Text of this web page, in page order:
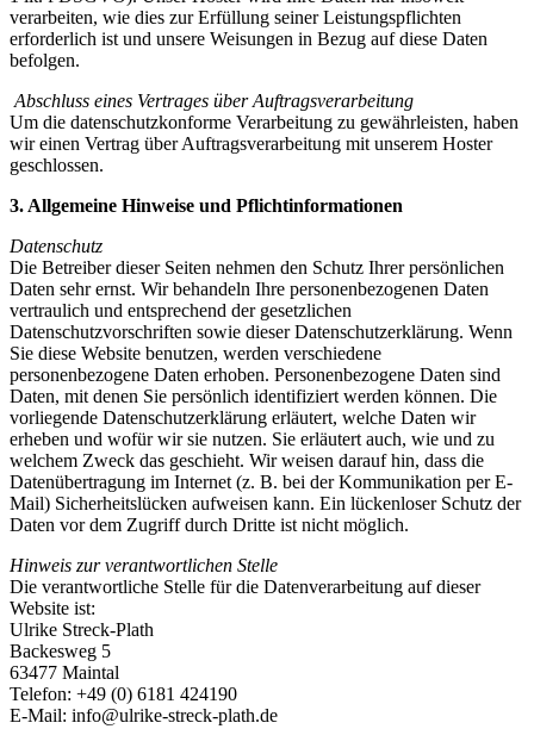
verarbeiten, wie dies zur Erfüllung seiner Leistungspflichten
erforderlich ist und unsere Weisungen in Bezug auf diese Daten
befolgen.
Abschluss eines Vertrages über Auftragsverarbeitung
Um die datenschutzkonforme Verarbeitung zu gewährleisten, haben
wir einen Vertrag über Auftragsverarbeitung mit unserem Hoster
geschlossen.
3. Allgemeine Hinweise und Pflichtinformationen
Datenschutz
Die Betreiber dieser Seiten nehmen den Schutz Ihrer persönlichen
Daten sehr ernst. Wir behandeln Ihre personenbezogenen Daten
vertraulich und entsprechend der gesetzlichen
Datenschutzvorschriften sowie dieser Datenschutzerklärung. Wenn
Sie diese Website benutzen, werden verschiedene
personenbezogene Daten erhoben. Personenbezogene Daten sind
Daten, mit denen Sie persönlich identifiziert werden können. Die
vorliegende Datenschutzerklärung erläutert, welche Daten wir
erheben und wofür wir sie nutzen. Sie erläutert auch, wie und zu
welchem Zweck das geschieht. Wir weisen darauf hin, dass die
Datenübertragung im Internet (z. B. bei der Kommunikation per E-
Mail) Sicherheitslücken aufweisen kann. Ein lückenloser Schutz der
Daten vor dem Zugriff durch Dritte ist nicht möglich.
Hinweis zur verantwortlichen Stelle
Die verantwortliche Stelle für die Datenverarbeitung auf dieser
Website ist:
Ulrike Streck-Plath
Backesweg 5
63477 Maintal
Telefon: +49 (0) 6181 424190
E-Mail: info@ulrike-streck-plath.de